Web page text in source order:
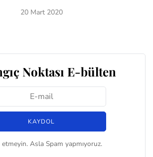
20 Mart 2020
Noktası E-bülten
etmeyin. Asla Spam yapmıyoruz.